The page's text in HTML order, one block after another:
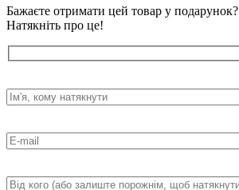
Бажаєте отримати цей товар у подарунок?
Натякніть про це!